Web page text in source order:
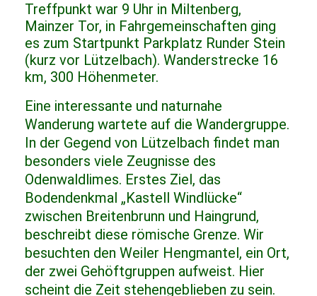
Treffpunkt war 9 Uhr in Miltenberg,
Mainzer Tor, in Fahrgemeinschaften ging
es zum Startpunkt Parkplatz Runder Stein
(kurz vor Lützelbach). Wanderstrecke 16
km, 300 Höhenmeter.
Eine interessante und naturnahe
Wanderung wartete auf die Wandergruppe.
In der Gegend von Lützelbach findet man
besonders viele Zeugnisse des
Odenwaldlimes. Erstes Ziel, das
Bodendenkmal „Kastell Windlücke“
zwischen Breitenbrunn und Haingrund,
beschreibt diese römische Grenze. Wir
besuchten den Weiler Hengmantel, ein Ort,
der zwei Gehöftgruppen aufweist. Hier
scheint die Zeit stehengeblieben zu sein.